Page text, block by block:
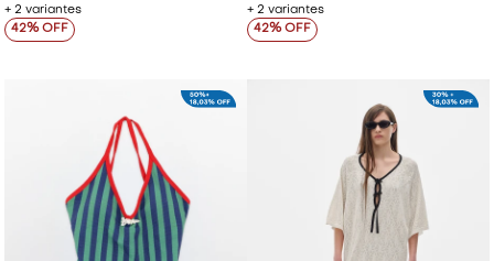
+ 2 variantes
42
+ 2 variantes
42